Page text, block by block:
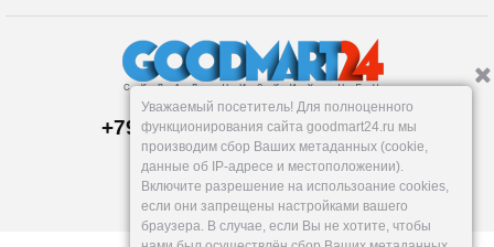
+79120359762, +79120359761
Пункт выдачи:
Тюмень ,Республики, 255к2
Пн-Пт: 9-18, Сб: 10-16, Вс: вых.
info@goodmart24.ru
Уважаемый посетитель! Для полноценного
функционирования сайта goodmart24.ru мы
производим сбор Ваших метаданных (cookie,
данные об IP-адресе и местоположении).
Включите разрешение на использоание cookies,
если они запрещены настройками вашего
браузера. В случае, если Вы не хотите, чтобы